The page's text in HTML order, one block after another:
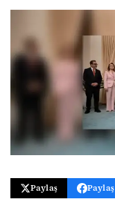
Paylaş Paylaş